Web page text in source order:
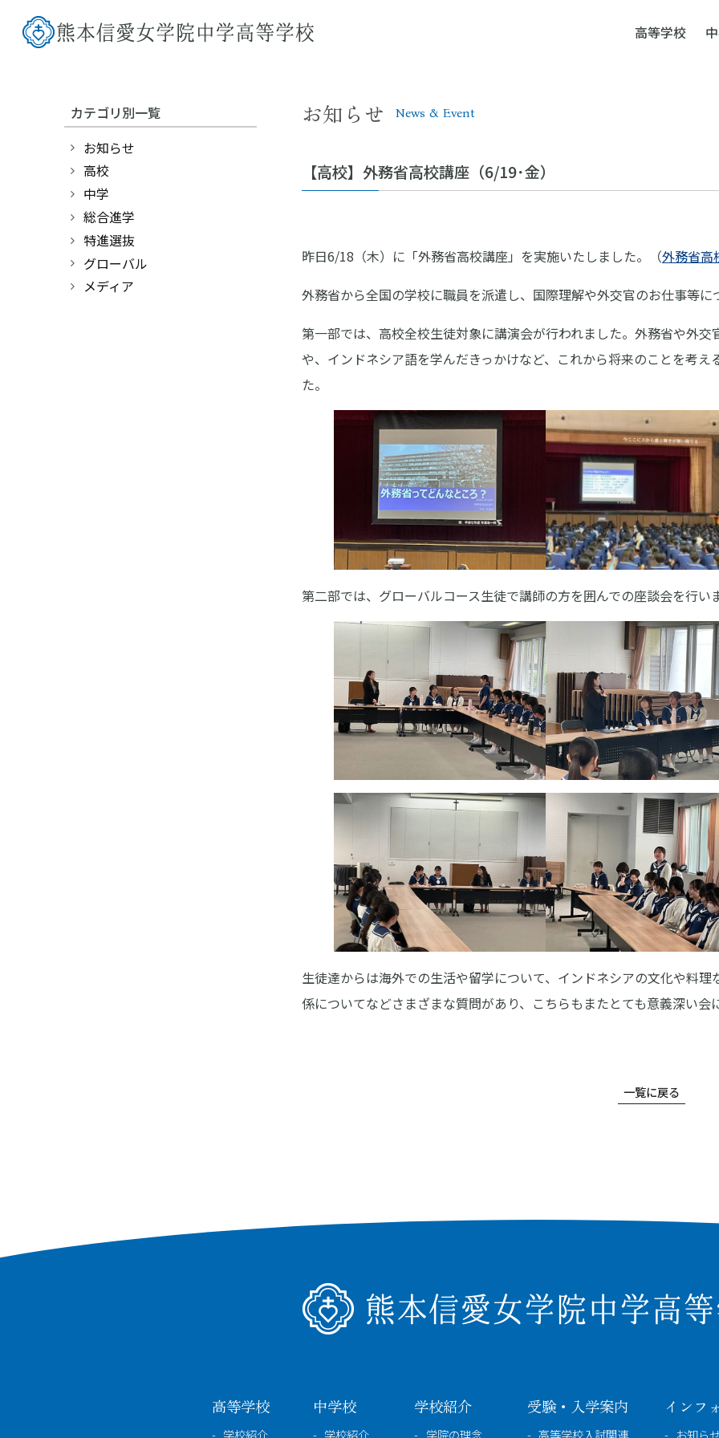
高等学校
お知らせ News & Event
【高校】外務省高校講座（6/19･金）
昨日6/18（木）に「外務省高校講座」を実施いたしました。（外務省高
外務省から全国の学校に職員を派遣し、国際理解や外交官のお仕事等
第一部では、高校全校生徒対象に講演会が行われました。外務省や外
や、インドネシア語を学んだきっかけなど、これから将来のことを考
た。
第二部では、グローバルコース生徒で講師の方を囲んでの座談会を行い
生徒達からは海外での生活や留学について、インドネシアの文化や料
係についてなどさまざまな質問があり、こちらもまたとても意義深い会
一覧に戻る
カテゴリ別一覧
お知らせ
高校
中学
総合進学
特進選抜
グローバル
メディア
高等学校
学校紹介
中学校
学校紹介
学校紹介
学院の理念
受験・入学案内
高等学校入試関連
インフ
お知ら
年間行事
カリキュラム
入試情報
イベント参加申込
資料請求
幼稚園
学校紹介
学校長あいさつ
部活動のようす
施設・設備
姉妹校・海外姉妹校
学院の沿革
受験・入学案内
高校 イベント参加申込
中学校入試関連
中学校 イベント参加申込
資料請求
アクセス・通学について
イ
採
お
ア
学